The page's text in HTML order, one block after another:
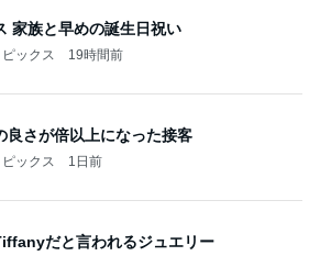
だと言われるジュエリー
ックス 2日前
が綺麗になったヘアマスク